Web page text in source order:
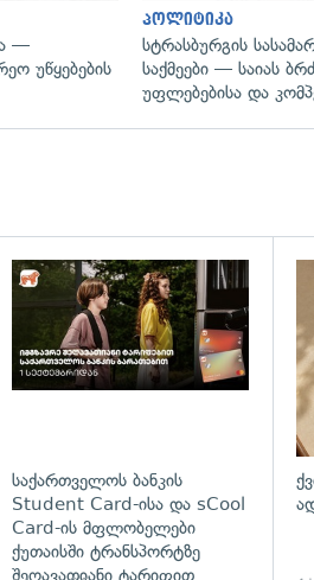
—
უწყებების
პოლიტიკა
სტრასბურგის
საქმეები — საიას
უფლებებისა და
გადახედვა
საქართველოს ბანკის
Student Card-ისა და sCool
Card-ის მფლობელები
ქუთაისში ტრანსპორტზე
შეღავათიანი ტარიფით